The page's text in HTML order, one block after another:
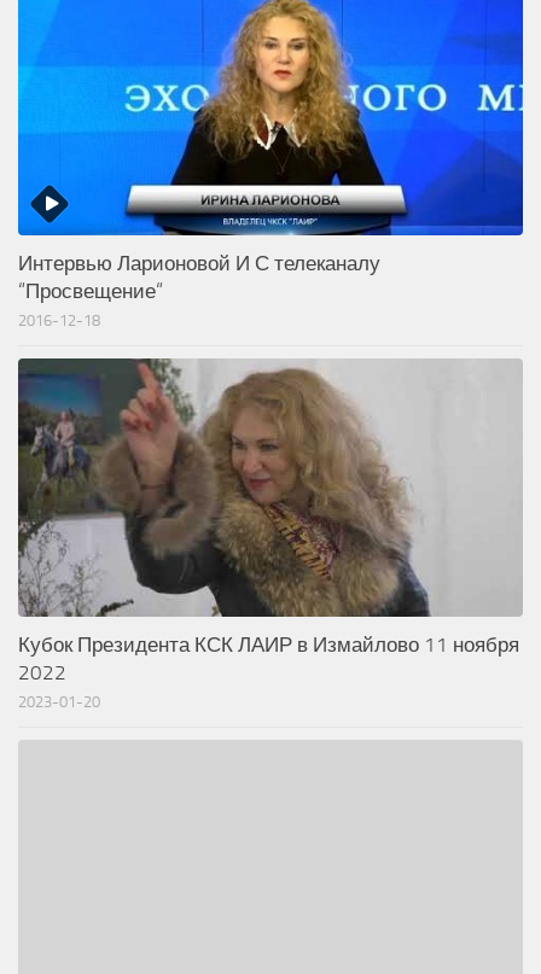
Интервью Ларионовой И С телеканалу
“Просвещение“
2016-12-18
Кубок Президента КСК ЛАИР в Измайлово 11 ноября
2022
2023-01-20